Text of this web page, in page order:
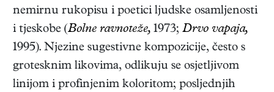
nemirnu rukopisu i poetici ljudske osamljenosti
i tjeskobe (Bolne ravnoteže, 1973; Drvo vapaja,
1995). Njezine sugestivne kompozicije, često s
grotesknim likovima, odlikuju se osjetljivom
linijom i profinjenim koloritom; posljednjih